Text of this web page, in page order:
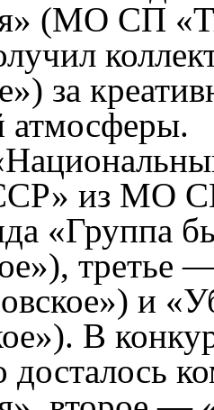
(МО СП
за
атмосферы.
из МО
«Группа
и
В
досталось